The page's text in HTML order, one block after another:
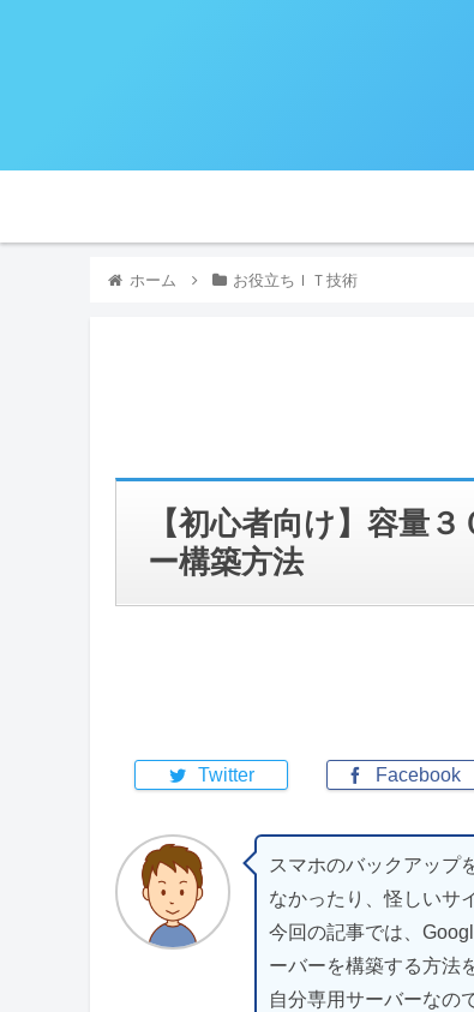
ホーム お役立ちＩＴ技術
【初心者向け】容量
ー構築方法
Twitter Facebook
スマホのバックアップ
なかったり、怪しいサ
今回の記事では、
ーバーを構築する方法
自分専用サーバーなの